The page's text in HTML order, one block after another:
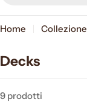
Home Collezione
Decks
9 prodotti